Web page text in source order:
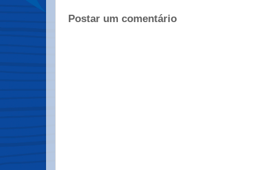
Postar um comentário